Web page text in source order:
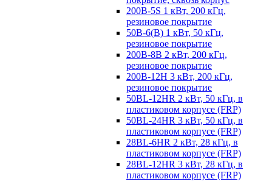
200B-5S 1 кВт, 200 кГц,
резиновое покрытие
50B-6(B) 1 кВт, 50 кГц,
резиновое покрытие
200B-8B 2 кВт, 200 кГц,
резиновое покрытие
200B-12H 3 кВт, 200 кГц,
резиновое покрытие
50BL-12HR 2 кВт, 50 кГц, в
пластиковом корпусе (FRP)
50BL-24HR 3 кВт, 50 кГц, в
пластиковом корпусе (FRP)
28BL-6HR 2 кВт, 28 кГц, в
пластиковом корпусе (FRP)
28BL-12HR 3 кВт, 28 кГц, в
пластиковом корпусе (FRP)